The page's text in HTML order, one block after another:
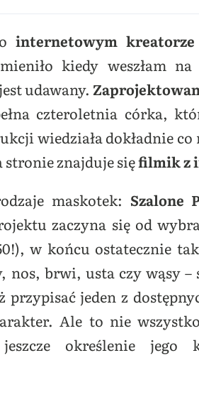
internetowym
kiedy weszłam
udawany.
czteroletnia córka,
wiedziała dokładnie
stronie znajduje sięfilmik z
maskotek: Szalone
zaczyna się od
w końcu ostatecznie
nos, brwi, usta czy wąsy –
przypisać jeden z
Ale to nie
określenie jego